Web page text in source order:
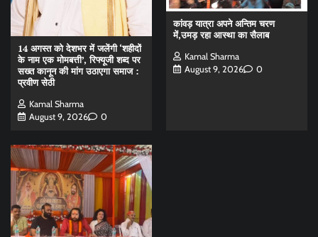
14 अगस्त को देशभर में जलेंगी ‘शहीदों
के नाम एक मोमबत्ती’, रिफ्यूजी शब्द पर
सख्त कानून की मांग उठाएगा समाज :
प्रवीण सेठी
Kamal Sharma
August 9, 2026
0
कांवड़ यात्रा अपने अन्तिम चरण
में,उमड़ रहा आस्था का सैलाब
Kamal Sharma
August 9, 2026
0